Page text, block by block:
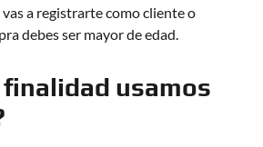
a registrarte como cliente o
debes ser mayor de edad.
finalidad usamos